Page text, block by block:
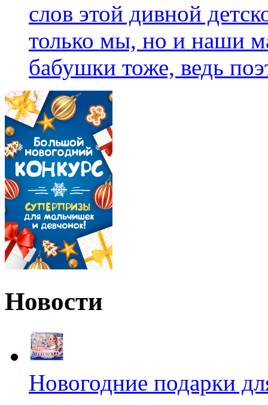
слов этой дивной
только мы, но и наши
бабушки тоже, ведь
Новости
Новогодние подарки